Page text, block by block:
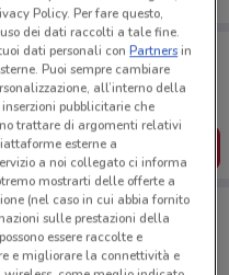
con te!
dei negozi vicino a te,
del risparmio, comodamente
L’APP
a Milano
Policy. Per fare questo,
dei dati raccolti a tale fine.
dati personali conPartnersin
Puoi sempre cambiare
all’interno della
pubblicitarie che
trattare di argomenti relativi
esterne a
a noi collegato ci informa
mostrarti delle offerte a
(nel caso in cui abbia fornito
sulle prestazioni della
essere raccolte e
e migliorare la connettività e